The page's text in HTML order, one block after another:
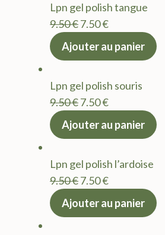
9.50 €.7.50 €.
Lpn gel polish tangue
9.50€Le
prix
9.50 €.
7.50€Le
actuel
7.50 €.
Ajouter au panier
Lpn gel polish souris
9.50€Le
prix
9.50 €.
7.50€Le
actuel
7.50 €.
Ajouter au panier
Lpn gel polish l’ardoise
9.50€Le
prix
7.50€Le
actuel
Ajouter au panier